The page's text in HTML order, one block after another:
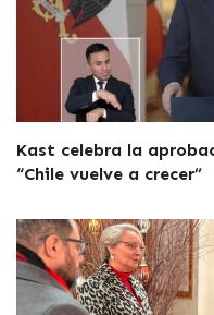
Kast celebra la
“Chile vuelve a crecer”